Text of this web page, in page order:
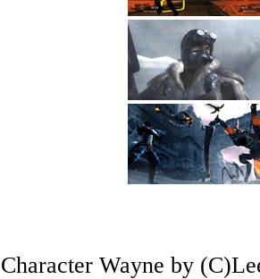
Character Wayne by